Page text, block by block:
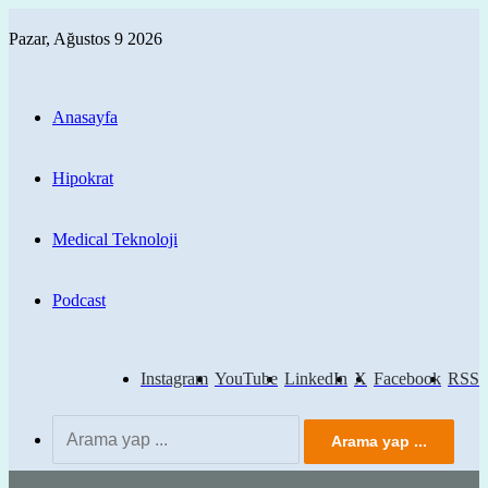
Pazar, Ağustos 9 2026
Anasayfa
Hipokrat
Medical Teknoloji
Podcast
RSS
Facebook
X
LinkedIn
YouTube
Instagram
Arama yap ...